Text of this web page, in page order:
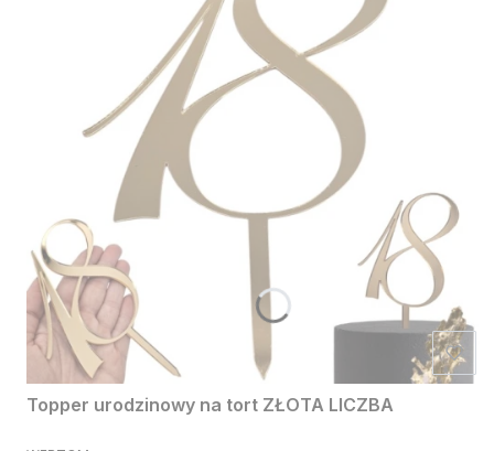
Topper urodzinowy na tort ZŁOTA LICZBA